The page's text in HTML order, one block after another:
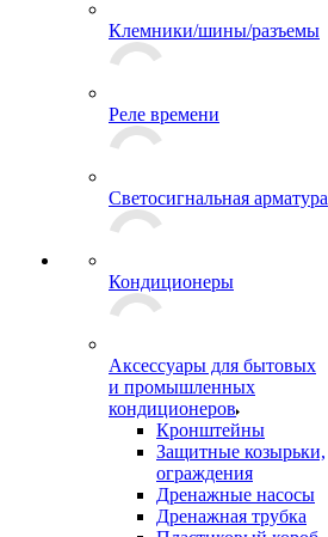
Клемники/шины/разъемы
Реле времени
Светосигнальная арматура
Кондиционеры
Аксессуары для бытовых
и промышленных
кондиционеров
Кронштейны
Защитные козырьки,
ограждения
Дренажные насосы
Дренажная трубка